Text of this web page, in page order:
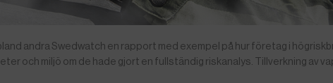
andra Swedwatch en rapport med exempel på hur företag i
och miljö om de hade gjort en fullständig riskanalys. Tillverkning av